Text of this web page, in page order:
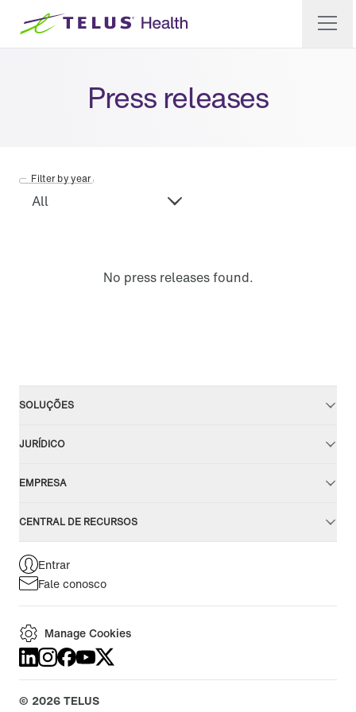
Press releases
Filter by year
No press releases found.
SOLUÇÕES
JURÍDICO
EMPRESA
CENTRAL DE RECURSOS
Entrar
Fale conosco
Manage Cookies
© 2026TELUS